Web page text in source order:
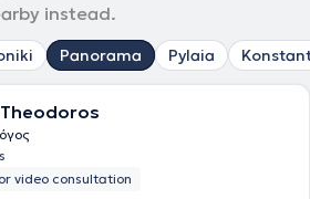
instead.
Panorama Pylaia
video consultation